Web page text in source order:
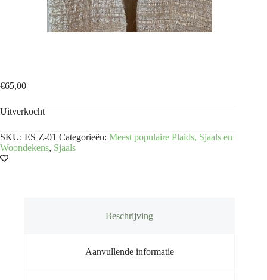
€65,00
Uitverkocht
SKU: ES Z-01 Categorieën: Meest populaire Plaids, Sjaals en
Woondekens, Sjaals
Beschrijving
Aanvullende informatie